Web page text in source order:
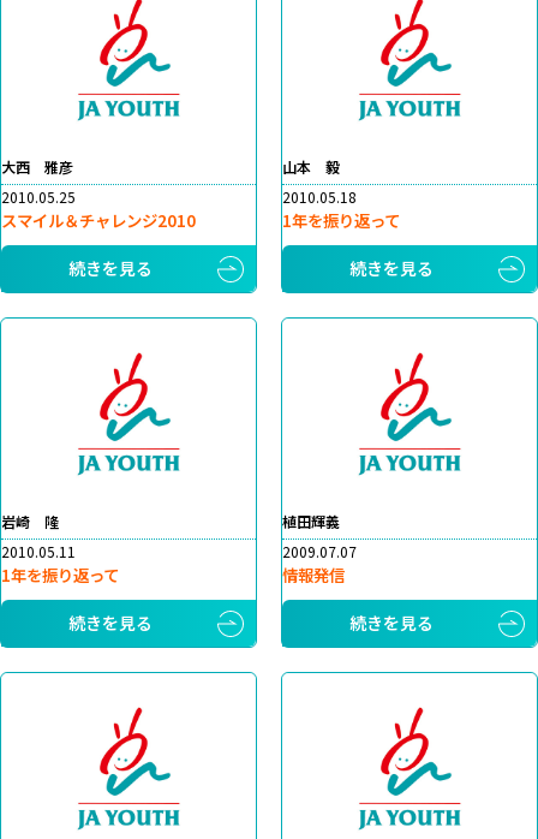
大西 雅彦
2010.05.25
スマイル＆チャレンジ2010
続きを見る
山本 毅
2010.05.18
1年を振り返って
続きを見る
岩崎 隆
2010.05.11
1年を振り返って
続きを見る
植田輝義
2009.07.07
情報発信
続きを見る